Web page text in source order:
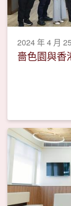
2024 年 4 月
嗇色園與香